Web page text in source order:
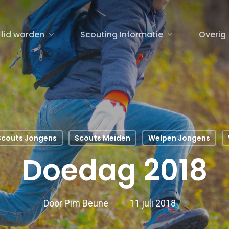
lid worden Scouting Informatie Overig
Jongens Scouts Meiden Welpen Jongens
Doedag 2018
DoorPim Beune 11 juli 2018